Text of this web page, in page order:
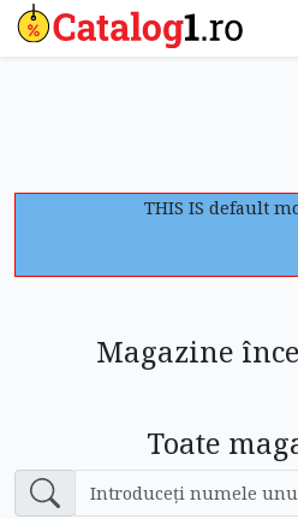
THIS IS default
Magazine
Toate